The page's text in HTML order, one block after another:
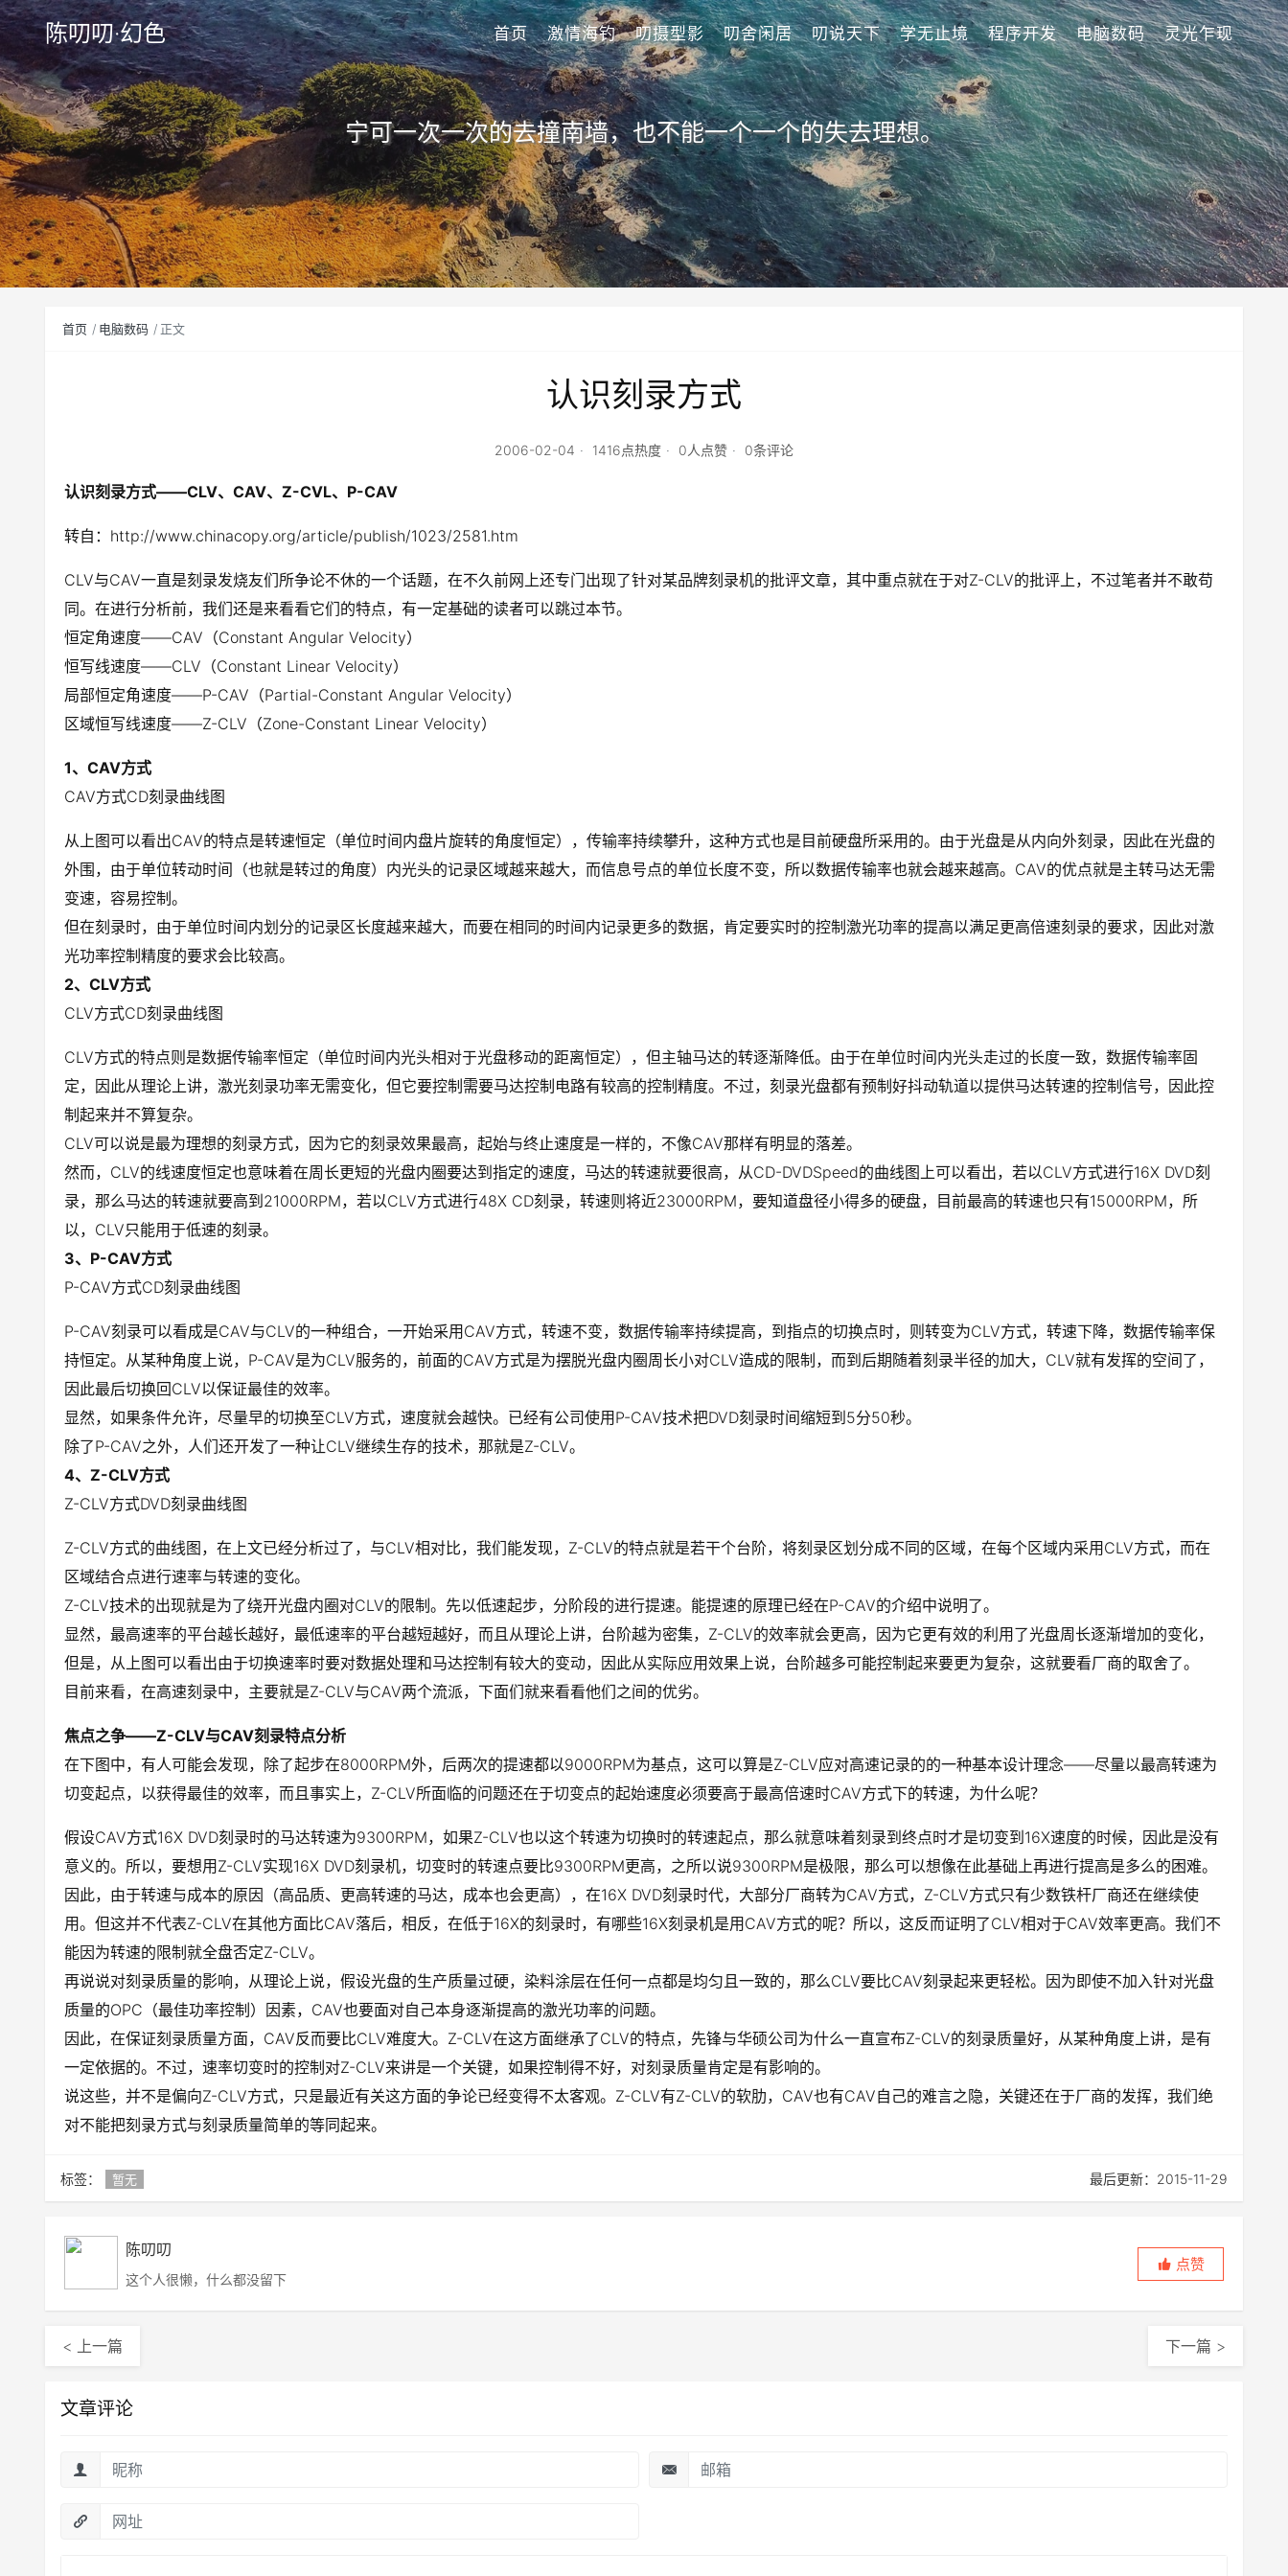
陈叨叨·幻色 首页 激情海钓 叨摄型影 叨舍闲居 叨说天下 学无止境 程序开发 电脑数码 灵光乍现
宁可一次一次的去撞南墙，也不能一个一个的失去理想。
首页 电脑数码 正文
认识刻录方式
2006-02-04 1416点热度 0人点赞 0条评论
认识刻录方式——CLV、CAV、Z-CVL、P-CAV
转自：http://www.chinacopy.org/article/publish/1023/2581.htm
CLV与CAV一直是刻录发烧友们所争论不休的一个话题，在不久前网上还专门出现了针对某品牌刻录机的批评文章，其中重点就在于对Z-CLV的批评上，不过笔者并不敢苟
同。在进行分析前，我们还是来看看它们的特点，有一定基础的读者可以跳过本节。
恒定角速度——CAV（Constant Angular Velocity）
恒写线速度——CLV（Constant Linear Velocity）
局部恒定角速度——P-CAV（Partial-Constant Angular Velocity）
区域恒写线速度——Z-CLV（Zone-Constant Linear Velocity）
1、CAV方式
CAV方式CD刻录曲线图
从上图可以看出CAV的特点是转速恒定（单位时间内盘片旋转的角度恒定），传输率持续攀升，这种方式也是目前硬盘所采用的。由于光盘是从内向外刻录，因此在光盘的
外围，由于单位转动时间（也就是转过的角度）内光头的记录区域越来越大，而信息号点的单位长度不变，所以数据传输率也就会越来越高。CAV的优点就是主转马达无需
变速，容易控制。
但在刻录时，由于单位时间内划分的记录区长度越来越大，而要在相同的时间内记录更多的数据，肯定要实时的控制激光功率的提高以满足更高倍速刻录的要求，因此对激
光功率控制精度的要求会比较高。
2、CLV方式
CLV方式CD刻录曲线图
CLV方式的特点则是数据传输率恒定（单位时间内光头相对于光盘移动的距离恒定），但主轴马达的转逐渐降低。由于在单位时间内光头走过的长度一致，数据传输率固
定，因此从理论上讲，激光刻录功率无需变化，但它要控制需要马达控制电路有较高的控制精度。不过，刻录光盘都有预制好抖动轨道以提供马达转速的控制信号，因此控
制起来并不算复杂。
CLV可以说是最为理想的刻录方式，因为它的刻录效果最高，起始与终止速度是一样的，不像CAV那样有明显的落差。
然而，CLV的线速度恒定也意味着在周长更短的光盘内圈要达到指定的速度，马达的转速就要很高，从CD-DVDSpeed的曲线图上可以看出，若以CLV方式进行16X DVD刻
录，那么马达的转速就要高到21000RPM，若以CLV方式进行48X CD刻录，转速则将近23000RPM，要知道盘径小得多的硬盘，目前最高的转速也只有15000RPM，所
以，CLV只能用于低速的刻录。
3、P-CAV方式
P-CAV方式CD刻录曲线图
P-CAV刻录可以看成是CAV与CLV的一种组合，一开始采用CAV方式，转速不变，数据传输率持续提高，到指点的切换点时，则转变为CLV方式，转速下降，数据传输率保
持恒定。从某种角度上说，P-CAV是为CLV服务的，前面的CAV方式是为摆脱光盘内圈周长小对CLV造成的限制，而到后期随着刻录半径的加大，CLV就有发挥的空间了，
因此最后切换回CLV以保证最佳的效率。
显然，如果条件允许，尽量早的切换至CLV方式，速度就会越快。已经有公司使用P-CAV技术把DVD刻录时间缩短到5分50秒。
除了P-CAV之外，人们还开发了一种让CLV继续生存的技术，那就是Z-CLV。
4、Z-CLV方式
Z-CLV方式DVD刻录曲线图
Z-CLV方式的曲线图，在上文已经分析过了，与CLV相对比，我们能发现，Z-CLV的特点就是若干个台阶，将刻录区划分成不同的区域，在每个区域内采用CLV方式，而在
区域结合点进行速率与转速的变化。
Z-CLV技术的出现就是为了绕开光盘内圈对CLV的限制。先以低速起步，分阶段的进行提速。能提速的原理已经在P-CAV的介绍中说明了。
显然，最高速率的平台越长越好，最低速率的平台越短越好，而且从理论上讲，台阶越为密集，Z-CLV的效率就会更高，因为它更有效的利用了光盘周长逐渐增加的变化，
但是，从上图可以看出由于切换速率时要对数据处理和马达控制有较大的变动，因此从实际应用效果上说，台阶越多可能控制起来要更为复杂，这就要看厂商的取舍了。
目前来看，在高速刻录中，主要就是Z-CLV与CAV两个流派，下面们就来看看他们之间的优劣。
焦点之争——Z-CLV与CAV刻录特点分析
在下图中，有人可能会发现，除了起步在8000RPM外，后两次的提速都以9000RPM为基点，这可以算是Z-CLV应对高速记录的的一种基本设计理念——尽量以最高转速为
切变起点，以获得最佳的效率，而且事实上，Z-CLV所面临的问题还在于切变点的起始速度必须要高于最高倍速时CAV方式下的转速，为什么呢？
假设CAV方式16X DVD刻录时的马达转速为9300RPM，如果Z-CLV也以这个转速为切换时的转速起点，那么就意味着刻录到终点时才是切变到16X速度的时候，因此是没有
意义的。所以，要想用Z-CLV实现16X DVD刻录机，切变时的转速点要比9300RPM更高，之所以说9300RPM是极限，那么可以想像在此基础上再进行提高是多么的困难。
因此，由于转速与成本的原因（高品质、更高转速的马达，成本也会更高），在16X DVD刻录时代，大部分厂商转为CAV方式，Z-CLV方式只有少数铁杆厂商还在继续使
用。但这并不代表Z-CLV在其他方面比CAV落后，相反，在低于16X的刻录时，有哪些16X刻录机是用CAV方式的呢？所以，这反而证明了CLV相对于CAV效率更高。我们不
能因为转速的限制就全盘否定Z-CLV。
再说说对刻录质量的影响，从理论上说，假设光盘的生产质量过硬，染料涂层在任何一点都是均匀且一致的，那么CLV要比CAV刻录起来更轻松。因为即使不加入针对光盘
质量的OPC（最佳功率控制）因素，CAV也要面对自己本身逐渐提高的激光功率的问题。
因此，在保证刻录质量方面，CAV反而要比CLV难度大。Z-CLV在这方面继承了CLV的特点，先锋与华硕公司为什么一直宣布Z-CLV的刻录质量好，从某种角度上讲，是有
一定依据的。不过，速率切变时的控制对Z-CLV来讲是一个关键，如果控制得不好，对刻录质量肯定是有影响的。
说这些，并不是偏向Z-CLV方式，只是最近有关这方面的争论已经变得不太客观。Z-CLV有Z-CLV的软肋，CAV也有CAV自己的难言之隐，关键还在于厂商的发挥，我们绝
对不能把刻录方式与刻录质量简单的等同起来。
标签： 暂无 最后更新：2015-11-29
陈叨叨
这个人很懒，什么都没留下
点赞
< 上一篇 下一篇 >
文章评论